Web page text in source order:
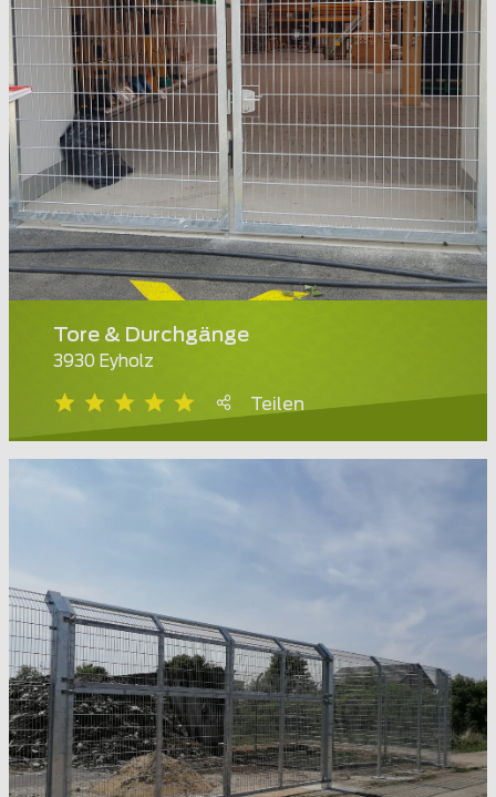
Tore & Durchgänge
3930 Eyholz
Teilen